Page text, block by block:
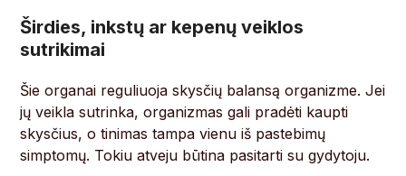
Širdies, inkstų ar kepenų veiklos
sutrikimai
Šie organai reguliuoja skysčių balansą organizme. Jei
jų veikla sutrinka, organizmas gali pradėti kaupti
skysčius, o tinimas tampa vienu iš pastebimų
simptomų. Tokiu atveju būtina pasitarti su gydytoju.